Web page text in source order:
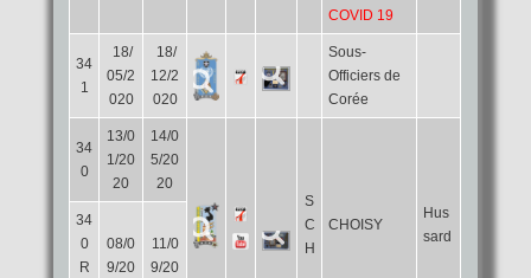
COVID 19
34
1
18/
05/2
020
18/
12/2
020
Sous-
Officiers de
Corée
34
0
13/0
1/20
20
14/0
5/20
20
S
C
H
CHOISY
Hus
sard
34
0
R
08/0
9/20
11/0
9/20